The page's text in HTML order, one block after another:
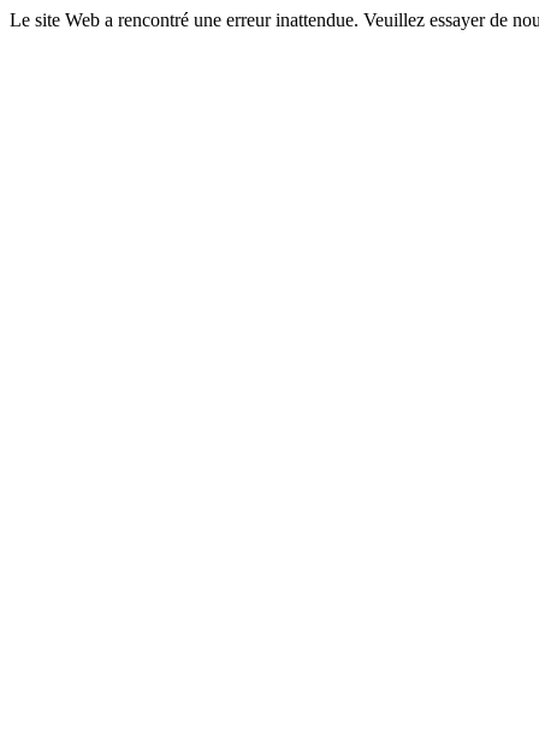
Le site Web a rencontré une erreur inattendue. Veuillez essayer de